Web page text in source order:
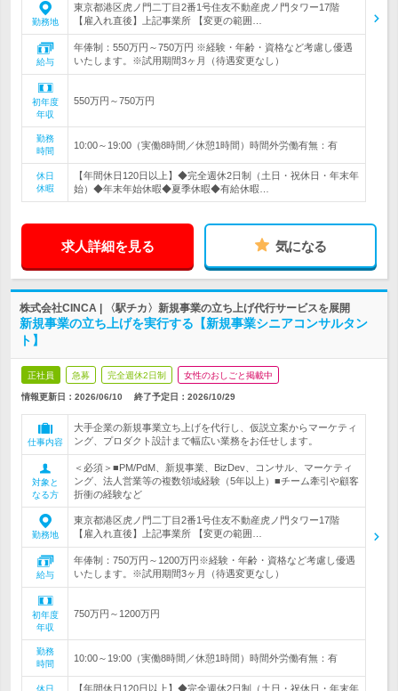
勤務地
東京都港区虎ノ門二丁目2番1号住友不動産虎ノ門タワー17階
【雇入れ直後】上記事業所 【変更の範囲…
給与
年俸制：550万円～750万円 ※経験・年齢・資格など考慮し優遇
いたします。※試用期間3ヶ月（待遇変更なし）
初年度
年収
550万円～750万円
勤務
時間
10:00～19:00（実働8時間／休憩1時間）時間外労働有無：有
休日
休暇
【年間休日120日以上】◆完全週休2日制（土日・祝休日・年末年
始）◆年末年始休暇◆夏季休暇◆有給休暇…
求人詳細を見る 気になる
株式会社CINCA | 〈駅チカ〉新規事業の立ち上げ代行サービスを展開
新規事業の立ち上げを実行する【新規事業シニアコンサルタン
ト】
正社員 急募 完全週休2日制 女性のおしごと掲載中
情報更新日：2026/06/10 終了予定日： 2026/10/29
仕事内容
大手企業の新規事業立ち上げを代行し、仮説立案からマーケティ
ング、プロダクト設計まで幅広い業務をお任せします。
対象と
なる方
＜必須＞■PM/PdM、新規事業、BizDev、コンサル、マーケティ
ング、法人営業等の複数領域経験（5年以上）■チーム牽引や顧客
折衝の経験など
勤務地
東京都港区虎ノ門二丁目2番1号住友不動産虎ノ門タワー17階
【雇入れ直後】上記事業所 【変更の範囲…
給与
年俸制：750万円～1200万円※経験・年齢・資格など考慮し優遇
いたします。※試用期間3ヶ月（待遇変更なし）
初年度
年収
750万円～1200万円
勤務
時間
10:00～19:00（実働8時間／休憩1時間）時間外労働有無：有
休日 【年間休日120日以上】◆完全週休2日制（土日・祝休日・年末年